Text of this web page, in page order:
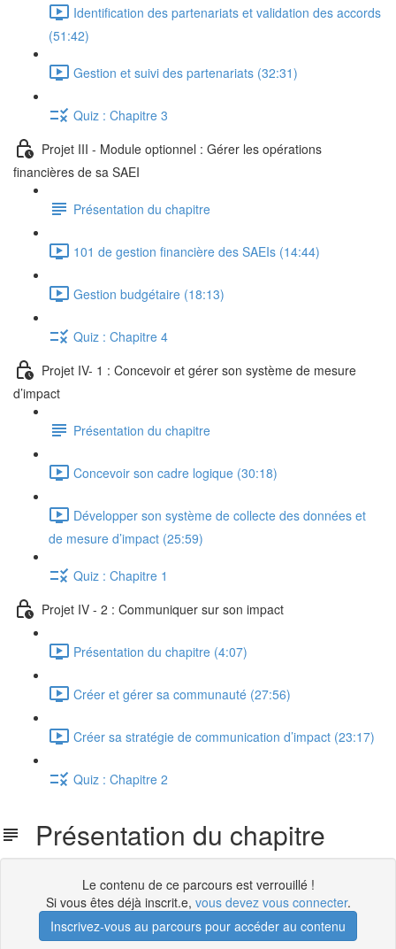
Identification des partenariats et validation des accords
(51:42)
Gestion et suivi des partenariats (32:31)
Quiz : Chapitre 3
Projet III - Module optionnel : Gérer les opérations
financières de sa SAEI
Présentation du chapitre
101 de gestion financière des SAEIs (14:44)
Gestion budgétaire (18:13)
Quiz : Chapitre 4
Projet IV- 1 : Concevoir et gérer son système de mesure
d’impact
Présentation du chapitre
Concevoir son cadre logique (30:18)
Développer son système de collecte des données et
de mesure d’impact (25:59)
Quiz : Chapitre 1
Projet IV - 2 : Communiquer sur son impact
Présentation du chapitre (4:07)
Créer et gérer sa communauté (27:56)
Créer sa stratégie de communication d’impact (23:17)
Quiz : Chapitre 2
Présentation du chapitre
Le contenu de ce parcours est verrouillé !
Si vous êtes déjà inscrit.e, vous devez vous connecter.
Inscrivez-vous au parcours pour accéder au contenu